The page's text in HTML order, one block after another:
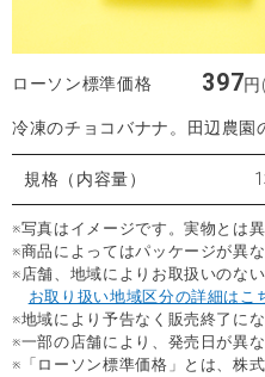
ローソン標準価格 397
冷凍のチョコバナナ。田辺農園
規格（内容量）
※写真はイメージです。実物とは
※商品によってはパッケージが異
※店舗、地域によりお取扱いのな
お取り扱い地域区分の詳細はこ
※地域により予告なく販売終了に
※一部の店舗により、発売日が異
※「ローソン標準価格」とは、株